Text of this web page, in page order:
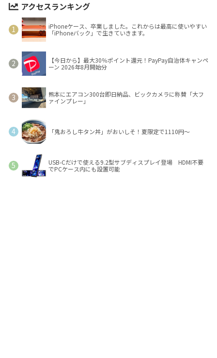
アクセスランキング
iPhoneケース、卒業しました。これからは最高に使いやすい
「iPhoneバック」で生きていきます。
【今日から】最大30％ポイント還元！PayPay自治体キャンペ
ーン 2026年8月開始分
熊本にエアコン300台即日納品、ビックカメラに称賛「大フ
ァインプレー」
「鬼おろし牛タン丼」がおいしそ！夏限定で1110円～
USB-Cだけで使える9.2型サブディスプレイ登場 HDMI不要
でPCケース内にも設置可能